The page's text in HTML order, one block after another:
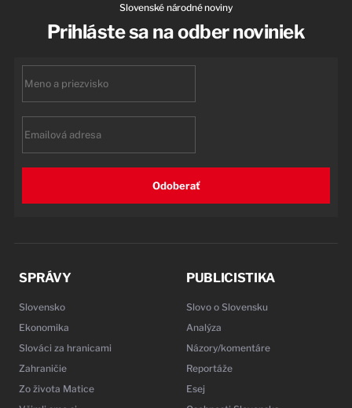
Slovenské národné noviny
Prihláste sa na odber noviniek
Odoberať
SPRÁVY
Slovensko
Ekonomika
Slováci za hranicami
Zahraničie
Zo života Matice
PUBLICISTIKA
Slovo o Slovensku
Analýza
Názory/komentáre
Reportáže
Esej